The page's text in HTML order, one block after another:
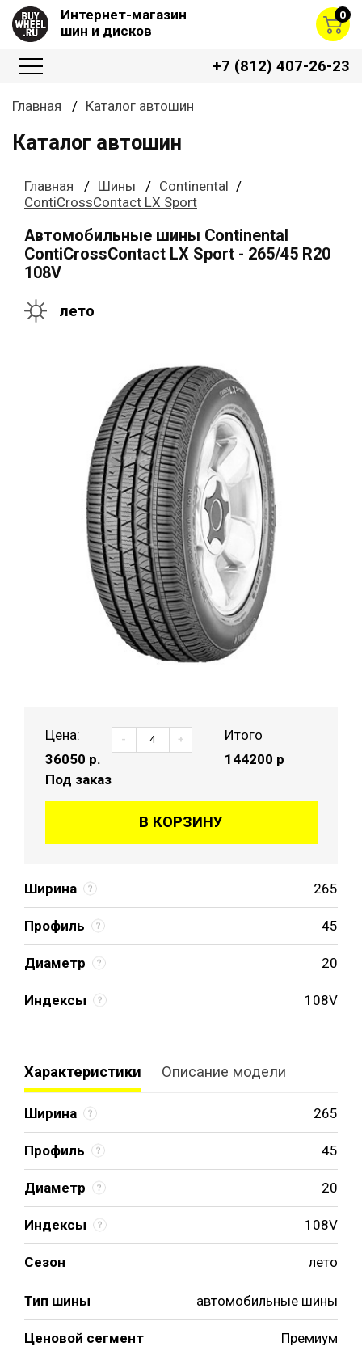
Интернет-магазин
шин и дисков
0
+7 (812) 407-26-23
Главная Каталог автошин
Каталог автошин
Главная Шины
Continental
ContiCrossContact LX Sport
Автомобильные шины Continental
ContiCrossContact LX Sport - 265/45 R20
108V
лето
Ширина 265
Профиль 45
Диаметр 20
Индексы 108V
Цена:
36050 р.
Под заказ
- +
Итого
144200 р
В КОРЗИНУ
Характеристики Описание модели
Ширина 265
Профиль 45
Диаметр 20
Индексы 108V
Сезон лето
Тип шины автомобильные шины
Ценовой сегмент Премиум